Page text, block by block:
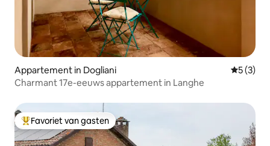
Appartement in Dogliani
5 (3)
Charmant 17e-eeuws appartement in Langhe
Topfavoriet van gasten
Favoriet van gasten